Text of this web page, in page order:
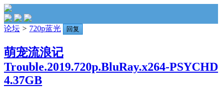
论坛 > 720p蓝光 回复
萌宠流浪记
Trouble.2019.720p.BluRay.x264-PSYCHD
4.37GB